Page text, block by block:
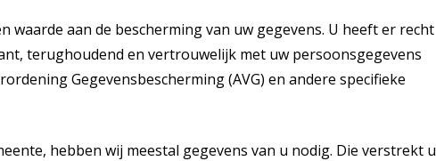
waarde aan de bescherming van uw gegevens. U heeft er recht
terughoudend en vertrouwelijk met uw persoonsgegevens
Gegevensbescherming (AVG) en andere specifieke
hebben wij meestal gegevens van u nodig. Die verstrekt u